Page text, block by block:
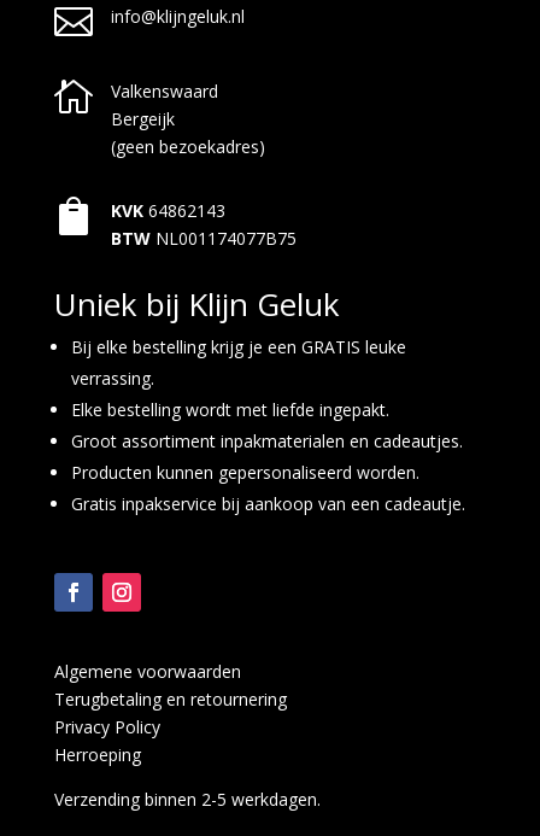
 info@klijngeluk.nl

Valkenswaard
Bergeijk
(geen bezoekadres)
 KVK 64862143
BTW NL001174077B75
Uniek bij Klijn Geluk
Bij elke bestelling krijg je een GRATIS leuke
verrassing.
Elke bestelling wordt met liefde ingepakt.
Groot assortiment inpakmaterialen en cadeautjes.
Producten kunnen gepersonaliseerd worden.
Gratis inpakservice bij aankoop van een cadeautje.
Algemene voorwaarden
Terugbetaling en retournering
Privacy Policy
Herroeping
Verzending binnen 2-5 werkdagen.